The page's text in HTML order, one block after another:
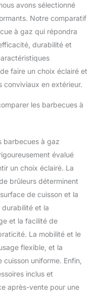
avons sélectionné
Notre comparatif
à gaz qui répondra
durabilité et
faire un choix éclairé et
conviviaux en extérieur.
les barbecues à
barbecues à gaz
évalué
un choix éclairé. La
brûleurs déterminent
de cuisson et la
et la
et la facilité de
La mobilité et le
flexible, et la
uniforme. Enfin,
inclus et
après-vente pour une